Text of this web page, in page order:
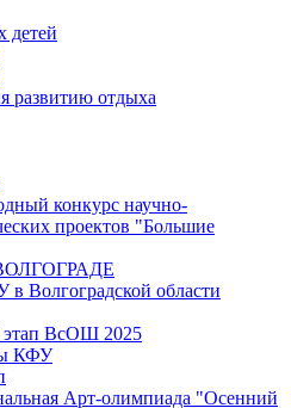
детей
развитию отдыха
конкурс научно-
проектов "Большие
Волгоградской области
ВсОШ 2025
КФУ
Арт-олимпиада "Осенний